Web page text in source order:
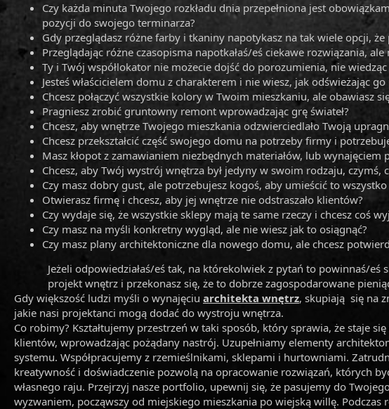
Czy każda minuta Twojego rozkładu dnia przepełniona jest
pozycji do swojego terminarza?
Gdy przeglądasz różne farby i tkaniny napotykasz na tak wiele opcji, że
Przeglądając różne czasopisma napotkałaś/eś ciekawe rozwiązania,
Ty i Twój współlokator nie możecie dojść do porozumienia, nie wiedząc
Jesteś właścicielem domu z charakterem i nie wiesz, jak odświeżając
Chcesz połączyć wszystkie kolory w Twoim mieszkaniu, ale obawiasz
Pragniesz zrobić gruntowny remont wprowadzając grę świateł?
Chcesz, aby wnętrze Twojego mieszkania odzwierciedlało Twoją
Chcesz przekształcić część swojego domu na potrzeby firmy i
Masz kłopot z zamawianiem niezbędnych materiałów, lub
Chcesz, aby Twój wystrój wnętrza był jedyny w swoim rodzaju, czymś,
Czy masz dobry gust, ale potrzebujesz kogoś, aby umieścić to wszystko
Otwierasz firmę i chcesz, aby jej wnętrze nie odstraszało klientów?
Czy wydaje się, że wszystkie sklepy mają te same rzeczy i chcesz coś
Czy masz na myśli konkretny wygląd, ale nie wiesz jak to osiągnąć?
Czy masz plany architektoniczne dla nowego domu, ale chcesz
Jeżeli odpowiedziałaś/eś tak, na którekolwiek z pytań to powinnaś/
projekt wnętrz i przekonasz się, że to dobrze zagospodarowane
Gdy większość ludzi myśli o wynajęciu architekta wnętrz, skupiają się na
jakie nasi projektanci mogą dodać do wystroju wnętrza.
Co robimy? Kształtujemy przestrzeń w taki sposób, który sprawia, że staje
klientów, wprowadzając pożądany nastrój. Uzupełniamy elementy
systemu. Współpracujemy z rzemieślnikami, sklepami i hurtowniami.
kreatywność i doświadczenie pozwolą na opracowanie rozwiązań, których
własnego raju. Przejrzyj nasze portfolio, upewnij się, że pasujemy do
wyzwaniem, począwszy od miejskiego mieszkania po wiejską willę.